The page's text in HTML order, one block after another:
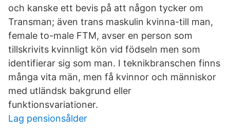
och kanske ett bevis på att någon tycker om
Transman; även trans maskulin kvinna-till man,
female to-male FTM, avser en person som
tillskrivits kvinnligt kön vid födseln men som
identifierar sig som man. I teknikbranschen finns
många vita män, men få kvinnor och människor
med utländsk bakgrund eller
funktionsvariationer.
Lag pensionsålder